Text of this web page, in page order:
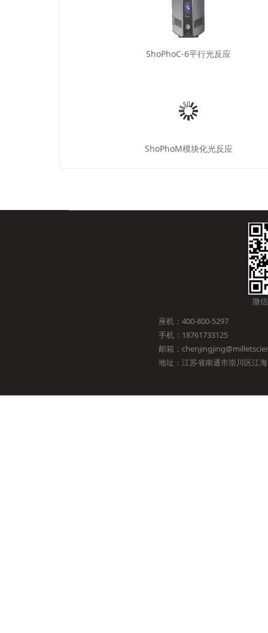
ShoPhoC-6平行光反应
ShoPhoM模块化光反应
微
座机：400-800-5297
手机：18761733125
邮箱：
地址：江苏省南通市崇川区江